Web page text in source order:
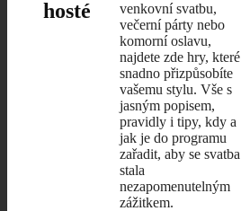
hosté
venkovní svatbu,
večerní párty nebo
komorní oslavu,
najdete zde hry, které
snadno přizpůsobíte
vašemu stylu. Vše s
jasným popisem,
pravidly i tipy, kdy a
jak je do programu
zařadit, aby se svatba
stala
nezapomenutelným
zážitkem.